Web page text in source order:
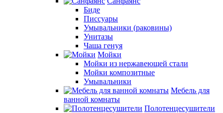
Биде
Писсуары
Умывальники (раковины)
Унитазы
Чаша генуя
Мойки
Мойки из нержавеющей стали
Мойки композитные
Умывальники
Мебель для
ванной комнаты
Полотенцесушители